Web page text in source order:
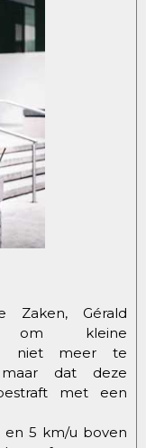
Zaken, Gérald
om kleine
niet meer te
dat deze
met een
en 5 km/u boven